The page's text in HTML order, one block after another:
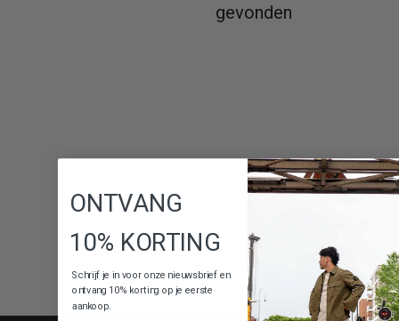
gevonden
ONTVANG
10% KORTING
Schrijf je in voor onze nieuwsbrief en
ontvang 10% korting op je eerste
aankoop.